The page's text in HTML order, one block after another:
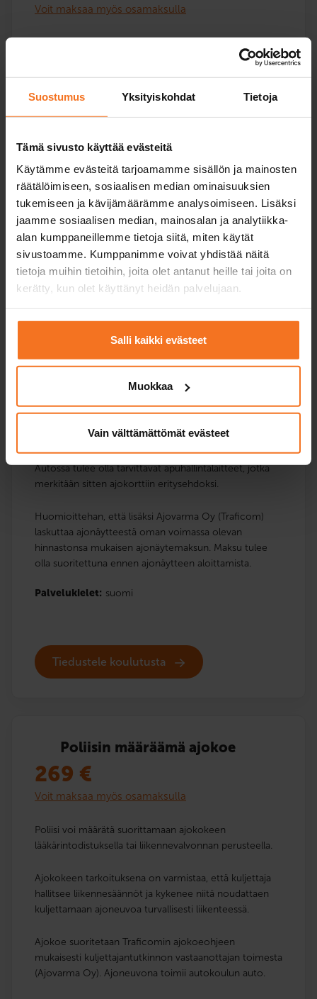
Suostumus Yksityiskohdat Tietoja
Tämä sivusto käyttää evästeitä
Käytämme evästeitä tarjoamamme sisällön ja mainosten
räätälöimiseen, sosiaalisen median ominaisuuksien
tukemiseen ja kävijämäärämme analysoimiseen. Lisäksi
jaamme sosiaalisen median, mainosalan ja analytiikka-
alan kumppaneillemme tietoja siitä, miten käytät
sivustoamme. Kumppanimme voivat yhdistää näitä
tietoja muihin tietoihin, joita olet antanut heille tai joita on
kerätty, kun olet käyttänyt heidän palvelujaan.
Salli kaikki evästeet
Muokkaa
Vain välttämättömät evästeet
Voit maksaa myös osamaksulla
Koulutus pidetään suomeksi. Koulutuksen voi käydä
Palvelukielet: suomi
Lue lisää ja ilmoittaudu
Poliisin määräämä ajonäyte
289 €
Poliisi voi määrätä suorittamaan ajonäytteen, mikäli on
epäselvää motoriikan riittävyydestä auton hallintaan.
Ajonäytteen tarkoituksena on selvittää henkilön
edellytykset ajoneuvon hallintalaitteiden käyttöön joko
lisähallintalaitteiden kanssa.
Autossa tulee olla tarvittavat apuhallintalaitteet, jotka
merkitään sitten ajokorttiin eritysehdoksi.
Huomioittehan, että lisäksi Ajovarma Oy (Traficom)
laskuttaa ajonäytteestä oman voimassa olevan
hinnastonsa mukaisen ajonäytemaksun. Maksu tulee
olla suoritettuna ennen ajonäytteen aloittamista.
Palvelukielet: suomi
Tiedustele koulutusta
Poliisin määräämä ajokoe
269 €
Voit maksaa myös osamaksulla
Poliisi voi määrätä suorittamaan ajokokeen
lääkärintodistuksella tai liikennevalvonnan perusteella.
Ajokokeen tarkoituksena on varmistaa, että kuljettaja
hallitsee liikennesäännöt ja kykenee niitä noudattaen
kuljettamaan ajoneuvoa turvallisesti liikenteessä.
Ajokoe suoritetaan Traficomin ajokoeohjeen
mukaisesti kuljettajantutkinnon vastaanottajan toimesta
(Ajovarma Oy). Ajoneuvona toimii autokoulun auto.